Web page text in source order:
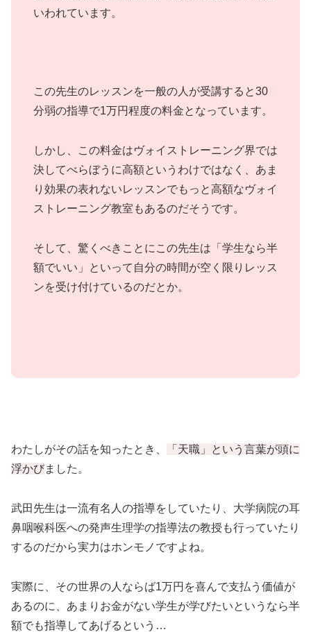
いわれています。
この先生のレッスンを一般の人が受講すると30
分弱の指導で1万円程度の料金となっています。
しかし、この料金はヴォイストレーニング界では
決してべらぼうに高額というわけではなく、あま
り効果の表れないレッスンでもっと高額なヴォイ
ストレーニング教室もあるのだそうです。
そして、驚くべきことにこの先生は「学生なら半
額でいい」といって自分の時間が空く限りレッス
ンを受け付けているのだとか。
わたしがその話を知ったとき、
「天職」という言葉が頭に
浮かびました。
武田先生は一流有名人の指導をしていたり、大学病院の耳
鼻咽喉科医への発声生理学の指導法の教授も行っていたり
するのだから実力はホンモノですよね。
実際に、その世界の人ならば1万円を喜んで支払う価値が
あるのに、あまりお金がない学生が学びたいというなら半
額でも指導してあげるという…